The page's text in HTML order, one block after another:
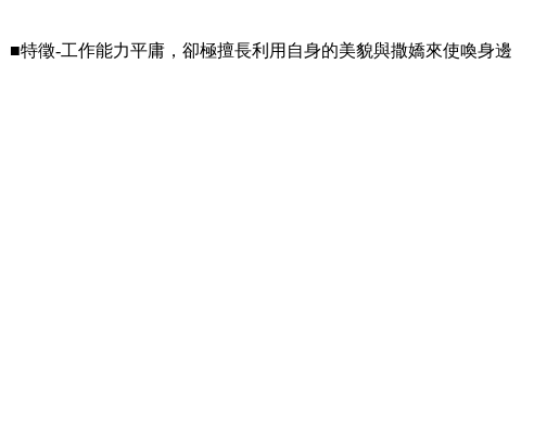
特徵-工作能力平庸，卻極擅長利用自身的美貌與撒嬌來使喚身邊